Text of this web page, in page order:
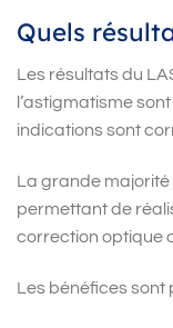
Quels
Les résultats du
l’astigmatisme
indications sont
La grande majorité
permettant de
correction optique
Les bénéfices